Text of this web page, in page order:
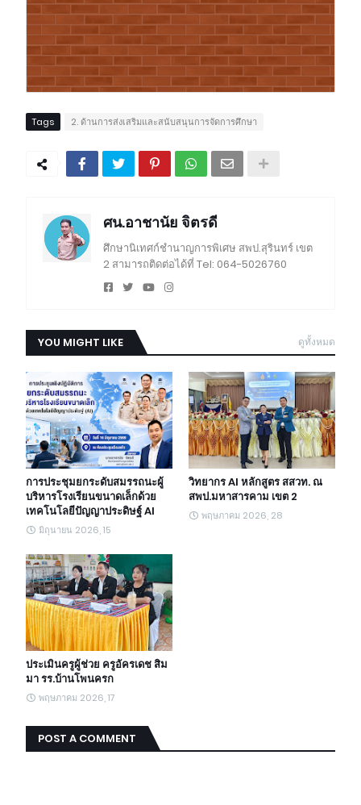
Tags 2. ด้านการส่งเสริมและสนับสนุนการจัดการศึกษา
ศน.อาชานัย จิตรดี
ศึกษานิเทศก์ชำนาญการพิเศษ สพป.สุรินทร์ เขต
2 สามารถติดต่อได้ที่ Tel: 064-5026760
YOU MIGHT LIKE ดูทั้งหมด
การประชุมยกระดับสมรรถนะผู้
บริหารโรงเรียนขนาดเล็กด้วย
เทคโนโลยีปัญญาประดิษฐ์ AI
มิถุนายน 2026, 15
วิทยากร AI หลักสูตร สสวท. ณ
สพป.มหาสารคาม เขต 2
พฤษภาคม 2026, 28
ประเมินครูผู้ช่วย ครูอัครเดช สิม
มา รร.บ้านโพนครก
พฤษภาคม 2026, 17
POST A COMMENT